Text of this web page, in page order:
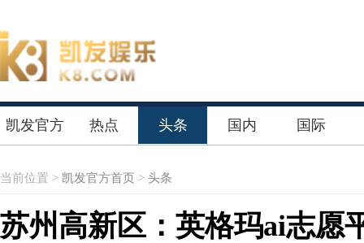
凯发官方 热点 头条 国内 国际
当前位置 > 凯发官方首页 > 头条
苏州高新区：英格玛ai志愿